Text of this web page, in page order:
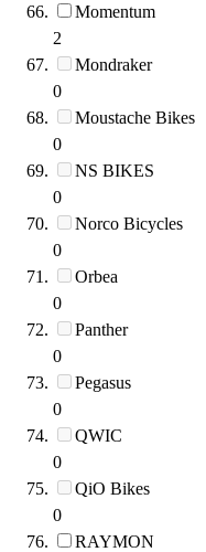
Momentum
2
Mondraker
0
Moustache Bikes
0
NS BIKES
0
Norco Bicycles
0
Orbea
0
Panther
0
Pegasus
0
QWIC
0
QiO Bikes
0
RAYMON